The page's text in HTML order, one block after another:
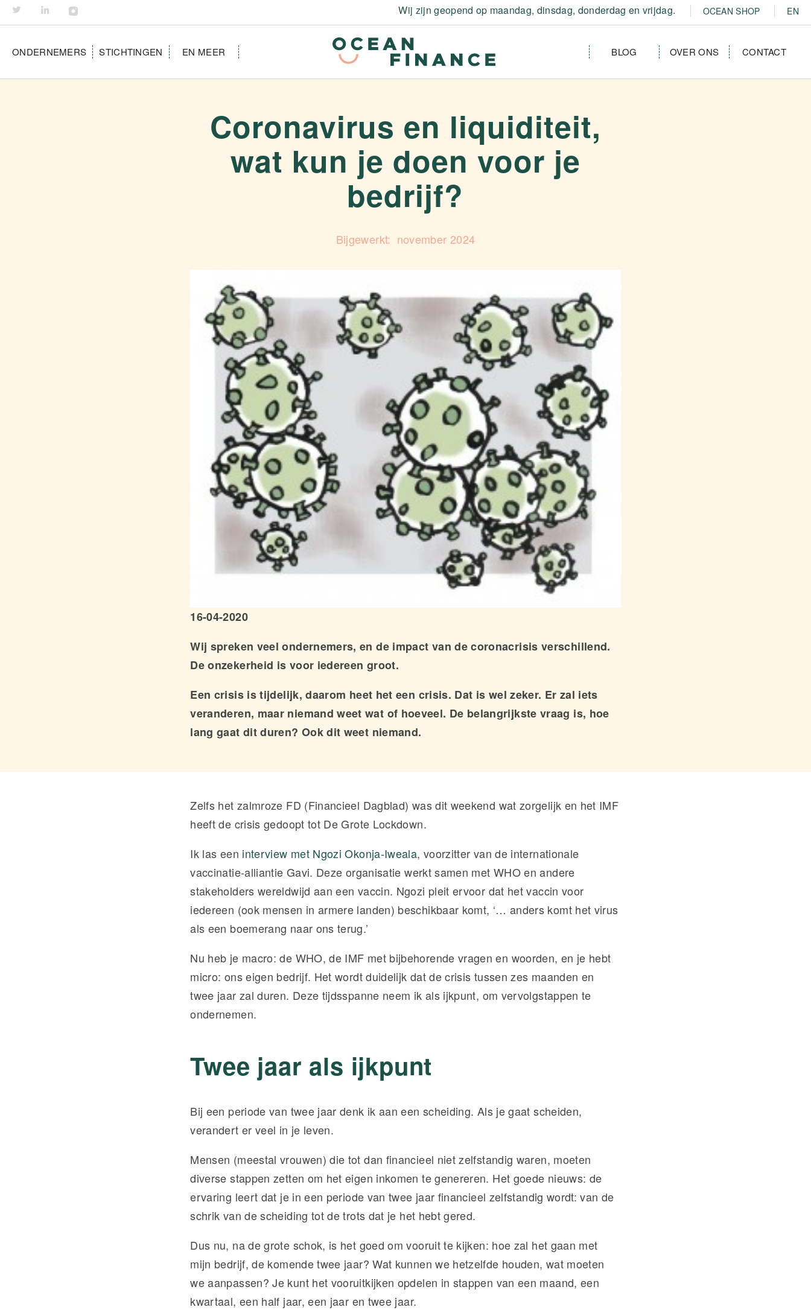
OCEAN SHOP EN
Wij zijn geopend op maandag, dinsdag, donderdag en vrijdag.
ONDERNEMERS STICHTINGEN EN MEER BLOG OVER ONS CONTACT
Coronavirus en liquiditeit,
wat kun je doen voor je
bedrijf?
november 2024
16-04-2020
Wij spreken veel ondernemers, en de impact van de coronacrisis verschillend.
De onzekerheid is voor iedereen groot.
Een crisis is tijdelijk, daarom heet het een crisis. Dat is wel zeker. Er zal iets
veranderen, maar niemand weet wat of hoeveel. De belangrijkste vraag is, hoe
lang gaat dit duren? Ook dit weet niemand.
Zelfs het zalmroze FD (Financieel Dagblad) was dit weekend wat zorgelijk en het IMF
heeft de crisis gedoopt tot De Grote Lockdown.
Ik las een interview met Ngozi Okonja-Iweala, voorzitter van de internationale
vaccinatie-alliantie Gavi. Deze organisatie werkt samen met WHO en andere
stakeholders wereldwijd aan een vaccin. Ngozi pleit ervoor dat het vaccin voor
iedereen (ook mensen in armere landen) beschikbaar komt, ‘… anders komt het virus
als een boemerang naar ons terug.’
Nu heb je macro: de WHO, de IMF met bijbehorende vragen en woorden, en je hebt
micro: ons eigen bedrijf. Het wordt duidelijk dat de crisis tussen zes maanden en
twee jaar zal duren. Deze tijdsspanne neem ik als ijkpunt, om vervolgstappen te
ondernemen.
Twee jaar als ijkpunt
Bij een periode van twee jaar denk ik aan een scheiding. Als je gaat scheiden,
verandert er veel in je leven.
Mensen (meestal vrouwen) die tot dan financieel niet zelfstandig waren, moeten
diverse stappen zetten om het eigen inkomen te genereren. Het goede nieuws: de
ervaring leert dat je in een periode van twee jaar financieel zelfstandig wordt: van de
schrik van de scheiding tot de trots dat je het hebt gered.
Dus nu, na de grote schok, is het goed om vooruit te kijken: hoe zal het gaan met
mijn bedrijf, de komende twee jaar? Wat kunnen we hetzelfde houden, wat moeten
we aanpassen? Je kunt het vooruitkijken opdelen in stappen van een maand, een
kwartaal, een half jaar, een jaar en twee jaar.